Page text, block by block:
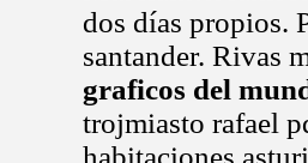
dos días propios.
santander. Rivas
graficos del
trojmiasto rafael
habitaciones